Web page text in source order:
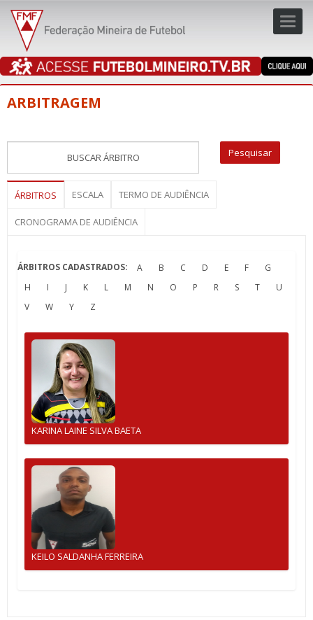
ARBITRAGEM
ÁRBITROS ESCALA TERMO DE AUDIÊNCIA
CRONOGRAMA DE AUDIÊNCIA
ÁRBITROS CADASTRADOS: A B C D E F
G
H
I J K L M N O P R S T
U
V
W Y Z
KARINA LAINE SILVA BAETA
KEILO SALDANHA FERREIRA